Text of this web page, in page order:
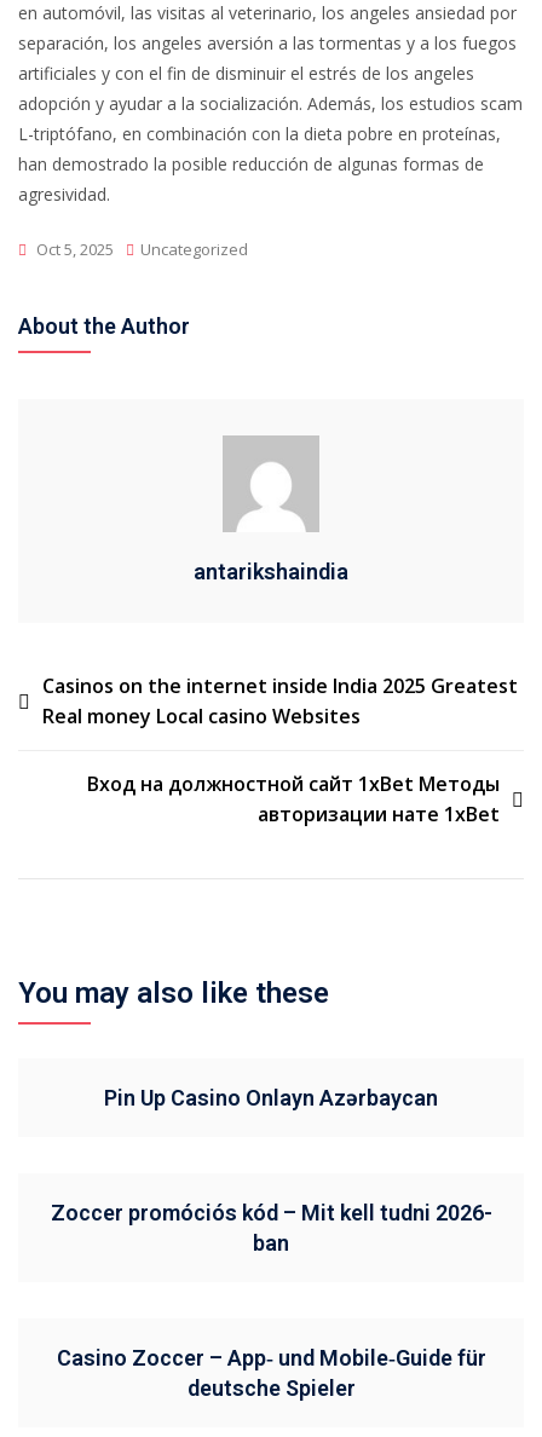
en automóvil, las visitas al veterinario, los angeles ansiedad por
separación, los angeles aversión a las tormentas y a los fuegos
artificiales y con el fin de disminuir el estrés de los angeles
adopción y ayudar a la socialización. Además, los estudios scam
L-triptófano, en combinación con la dieta pobre en proteínas,
han demostrado la posible reducción de algunas formas de
agresividad.
Oct 5, 2025 Uncategorized
About the Author
antarikshaindia
Casinos on the internet inside India 2025 Greatest
Real money Local casino Websites
Вход на должностной сайт 1xBet Методы
авторизации нате 1xBet
You may also like these
Pin Up Casino Onlayn Azərbaycan
Zoccer promóciós kód – Mit kell tudni 2026-
ban
Casino Zoccer – App‑ und Mobile‑Guide für
deutsche Spieler